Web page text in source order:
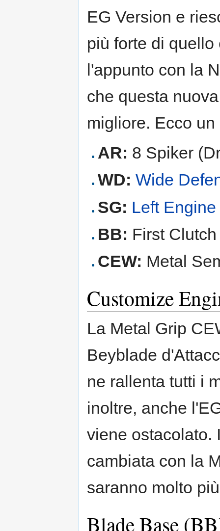
EG Version e
più forte di
l'appunto con la
che questa
migliore. Ecco
AR: 8 Spiker
WD: Wide
SG: Left
BB: First
CEW: Metal
Customize
La Metal Grip
Beyblade
ne rallenta tutti i
inoltre, anche
viene ostacolato.
cambiata con la
saranno molto
Blade Base